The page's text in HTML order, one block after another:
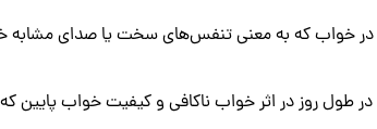
خواب که به معنی تنفس‌های سخت یا صدای مشابه
روز در اثر خواب ناکافی و کیفیت خواب پایین